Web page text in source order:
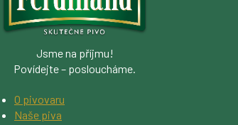
O pivovaru
Naše piva
Jsme na příjmu!
Povídejte – posloucháme.